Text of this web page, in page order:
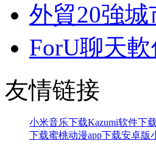
外貿20強城
ForU聊天
友情链接
小米音乐下载Kazumi软件下载
下载蜜桃动漫app下载安卓版